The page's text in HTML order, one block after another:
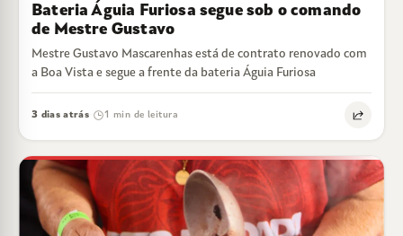
Bateria Águia Furiosa segue sob o comando
de Mestre Gustavo
Mestre Gustavo Mascarenhas está de contrato renovado com
a Boa Vista e segue a frente da bateria Águia Furiosa
3 dias atrás· 1 min de leitura